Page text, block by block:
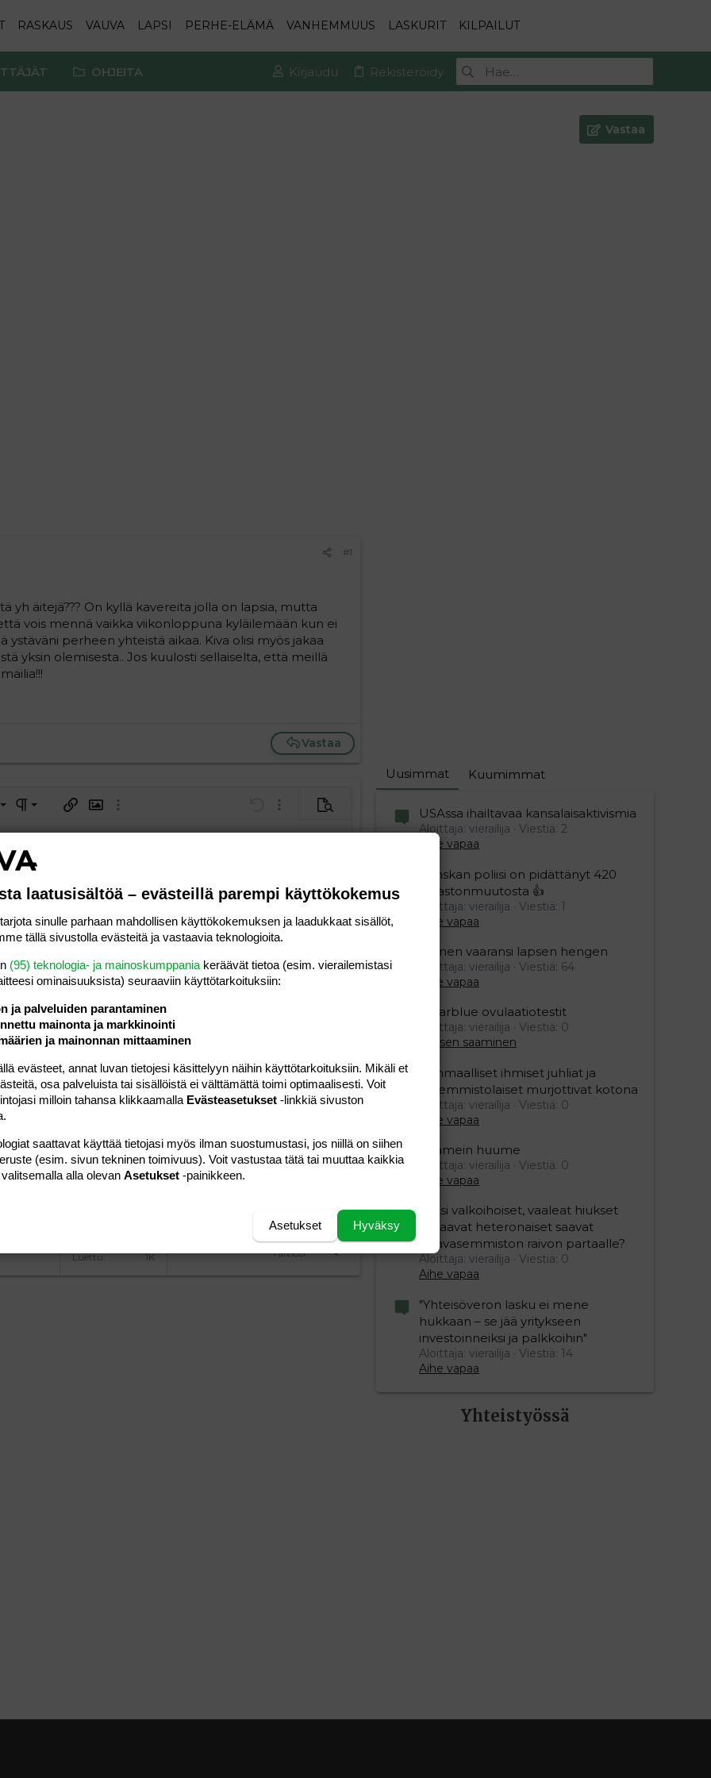
RASKAUS VAUVA LAPSI PERHE-ELÄMÄ VANHEMMUUS LASKURIT KILPAILUT
OHJEITA Kirjaudu Rekisteröidy
Vastaa
#1
yh äitejä??? On kyllä kavereita jolla on lapsia, mutta
vois mennä vaikka viikonloppuna kyläilemään kun ei
perheen yhteistä aikaa. Kiva olisi myös jakaa
yksin olemisesta.. Jos kuulosti sellaiselta, että meillä
Vastaa
lista
lista
sisennystä
sisennystä
vasemmalle
oikealle
text
Paragraph format
1
2
3
Lisää hyperlinkki
Lisää kuvaLaajennettuun editoriin… KumoaLaajennettuun editoriin…
Esikatsele
Lähetä vastaus
Viestiä 0
Luettu 646
Viestiä 0
Luettu 217
24.01.2006
triangeli
Luettu 957
Talvicci
Luettu 1K
10.10.2009
Talvicci
Uusimmat Kuumimmat
USAssa ihailtavaa kansalaisaktivismia
Aloittaja: vierailija
Viestiä: 2
Aihe vapaa
Ranskan poliisi on pidättänyt 420
ilmastonmuutosta 👍
Aloittaja: vierailija
Viestiä: 1
Aihe vapaa
Nainen vaaransi lapsen hengen
Aloittaja: vierailija
Viestiä: 64
Aihe vapaa
Clearblue ovulaatiotestit
Aloittaja: vierailija
Viestiä: 0
Lapsen saaminen
Isänmaalliset ihmiset juhliat ja
vasemmistolaiset murjottivat kotona
Aloittaja: vierailija
Viestiä: 0
Aihe vapaa
Kaamein huume
Aloittaja: vierailija
Viestiä: 0
Aihe vapaa
Miksi valkoihoiset, vaaleat hiukset
omaavat heteronaiset saavat
vihavasemmiston raivon partaalle?
Aloittaja: vierailija
Viestiä: 0
Aihe vapaa
"Yhteisöveron lasku ei mene
hukkaan – se jää yritykseen
investoinneiksi ja palkkoihin"
Aloittaja: vierailija
Viestiä: 14
Aihe vapaa
Yhteistyössä
laatusisältöä – evästeillä parempi käyttökokemus
sinulle parhaan mahdollisen käyttökokemuksen ja laadukkaat sisällöt,
tällä sivustolla evästeitä ja vastaavia teknologioita.
(95) teknologia- ja mainoskumppania keräävät tietoa (esim. vierailemis­tasi
ominaisuuk­sista) seuraaviin käyttötarkoituksiin:
ja palveluiden parantaminen
mainonta ja markkinointi
ja mainonnan mittaaminen
evästeet, annat luvan tietojesi käsittelyyn näihin käyttötarkoituksiin. Mikäli et
osa palveluista tai sisällöistä ei välttämättä toimi optimaalisesti. Voit
milloin tahansa klikkaamalla Evästeasetukset -linkkiä sivuston
saattavat käyttää tietojasi myös ilman suostumustasi, jos niillä on siihen
(esim. sivun tekninen toimivuus). Voit vastustaa tätä tai muuttaa kaikkia
alla olevan Asetukset -painikkeen.
Hyväksy
Asetukset